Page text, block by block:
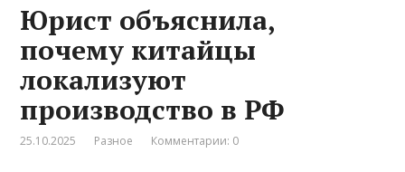
Юрист объяснила,
почему китайцы
локализуют
производство в РФ
25.10.2025 Разное Комментарии: 0